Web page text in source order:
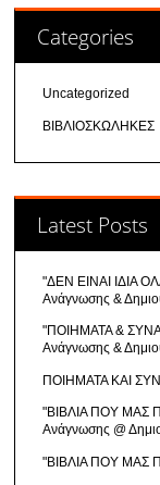
Categories
Uncategorized
ΒΙΒΛΙΟΣΚΩΛΗΚΕΣ
Latest Posts
"ΔΕΝ ΕΙΝΑΙ ΙΔΙΑ
Ανάγνωσης &
"ΠΟΙΗΜΑΤΑ &
Ανάγνωσης &
ΠΟΙΗΜΑΤΑ ΚΑΙ
"ΒΙΒΛΙΑ ΠΟΥ ΜΑΣ
Ανάγνωσης @
"ΒΙΒΛΙΑ ΠΟΥ ΜΑΣ